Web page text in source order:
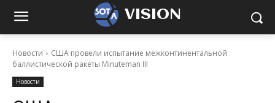
VISION
Новости
США провели испытание межконтинентальной
баллистической ракеты Minuteman III
Новости